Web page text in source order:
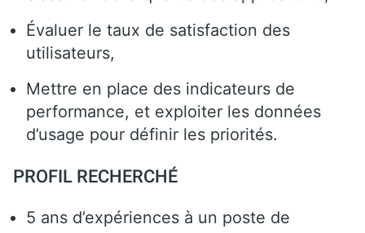
Évaluer le taux de satisfaction des
utilisateurs,
Mettre en place des indicateurs de
performance, et exploiter les données
d’usage pour définir les priorités.
PROFIL RECHERCHÉ
5 ans d’expériences à un poste de